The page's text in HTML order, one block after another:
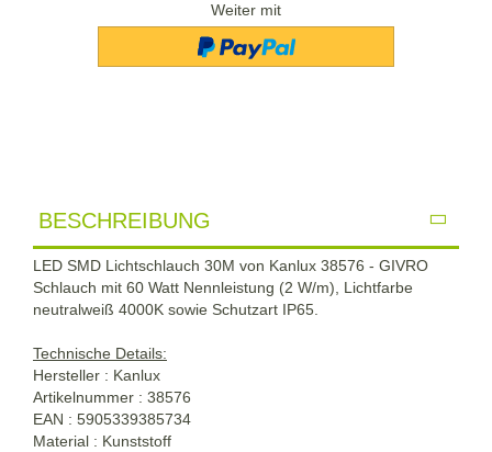
Weiter mit
BESCHREIBUNG
LED SMD Lichtschlauch 30M von Kanlux 38576 - GIVRO
Schlauch mit 60 Watt Nennleistung (2 W/m), Lichtfarbe
neutralweiß 4000K sowie Schutzart IP65.
Technische Details:
Hersteller : Kanlux
Artikelnummer : 38576
EAN : 5905339385734
Material : Kunststoff